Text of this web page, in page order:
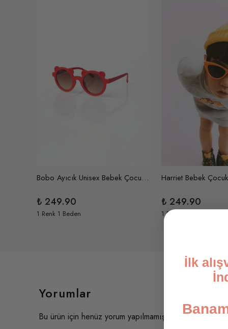
Bobo Ayıcık Unisex Bebek Çocuk UV400 Korumalı İskandinav Güneş Gözlüğü ve Saklama Kabı 1-4 Yaş (Kırmızı)
₺ 249.90
1 Renk 1 Beden
₺ 249.90
1 Renk 1 Beden
Yorumlar
Bu ürün için henüz yorum yapılmamış.
İlk